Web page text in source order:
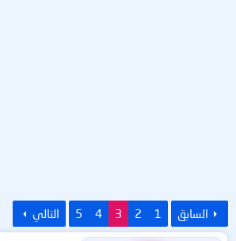
السابق 1
2
3
4
5 التالي